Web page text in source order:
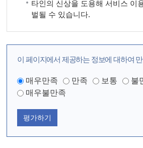
타인의 신상을 도용해 서비스 이
벌될 수 있습니다.
이 페이지에서 제공하는 정보에 대하여
매우만족 만족 보통
불
매우불만족
평가하기